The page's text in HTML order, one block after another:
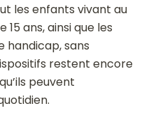
les enfants vivant au
ans, ainsi que les
handicap, sans
restent encore
peuvent